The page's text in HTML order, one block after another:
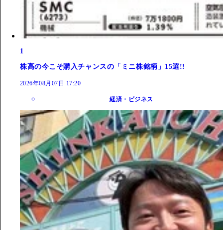
1
株高の今こそ購入チャンスの「ミニ株銘柄」15選!!
2026年08月07日 17:20
経済・ビジネス